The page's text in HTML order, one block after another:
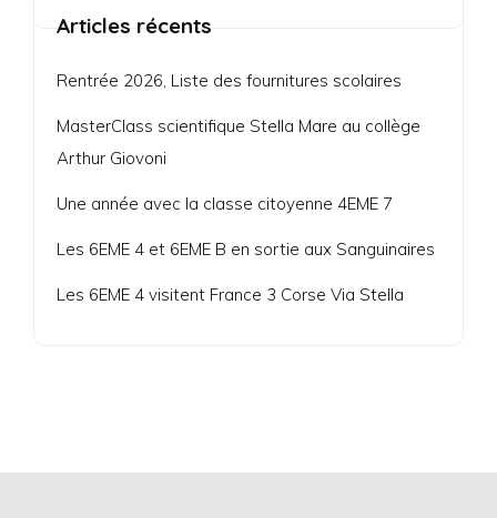
Articles récents
Rentrée 2026, Liste des fournitures scolaires
MasterClass scientifique Stella Mare au collège
Arthur Giovoni
Une année avec la classe citoyenne 4EME 7
Les 6EME 4 et 6EME B en sortie aux Sanguinaires
Les 6EME 4 visitent France 3 Corse Via Stella